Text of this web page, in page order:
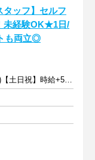
タッフ】セルフ
未経験OK★1日/
も両立◎
時給1500円～(深夜手当込)【土日祝】時給+50円 ※交通費支給